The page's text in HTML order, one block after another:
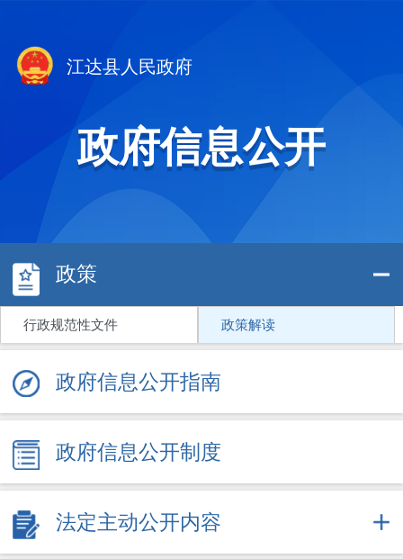
江达县人民政府
政府信息公开
政策
行政规范性文件 政策解读
政府信息公开指南
政府信息公开制度
法定主动公开内容